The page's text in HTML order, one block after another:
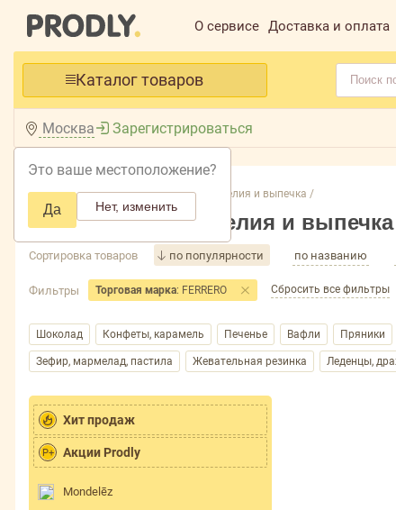
О сервисе Доставка и оплата
Каталог товаров
Москва
Это ваше местоположение?
Да Нет, изменить
Зарегистрироваться
Главная /Каталог /Кондитерские изделия и выпечка /
Кондитерские изделия и выпечка
Сортировка товаров по популярности по названию
Фильтры Торговая марка: FERRERO Сбросить все фильтры
Шоколад Конфеты, карамель Печенье Вафли Пряники
Зефир, мармелад, пастила Жевательная резинка Леденцы,
Хит продаж
P+ Акции Prodly
Mondelēz